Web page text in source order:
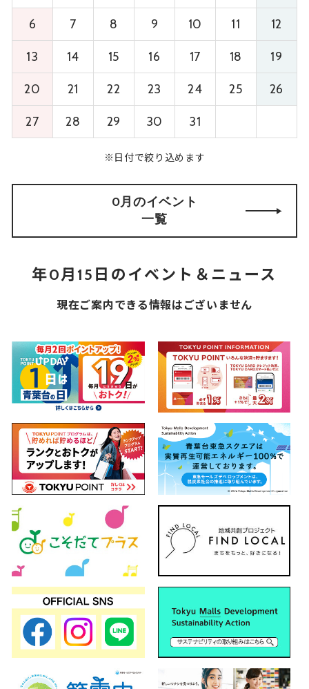
6 7 8 9 10 11 12
13 14 15 16 17 18 19
20 21 22 23 24 25 26
27 28 29 30 31
※日付で絞り込めます
0月のイベント
一覧
年0月15日のイベント＆ニュース
現在ご案内できる情報はございません